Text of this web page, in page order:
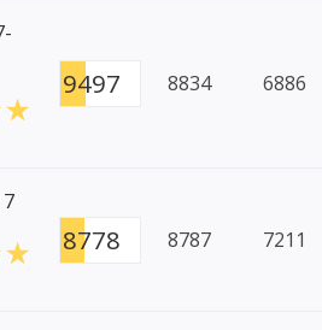
9497 8834 6886
8778 8787 7211